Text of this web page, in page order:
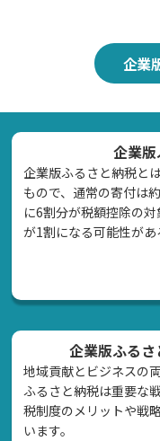
企業
企業
企業版ふるさと納税と
もので、通常の寄付は
に6割分が税額控除の
が1割になる可能性があ
企業版ふる
地域貢献とビジネスの
ふるさと納税は重要な
税制度のメリットや戦
います。